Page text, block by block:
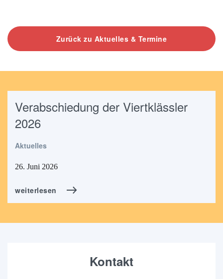
Zurück zu Aktuelles & Termine
Verabschiedung der Viertklässler
2026
Aktuelles
26. Juni 2026
weiterlesen
Kontakt